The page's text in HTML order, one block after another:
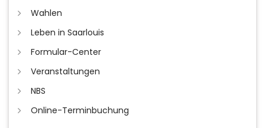
Wahlen
Leben in Saarlouis
Formular-Center
Veranstaltungen
NBS
Online-Terminbuchung